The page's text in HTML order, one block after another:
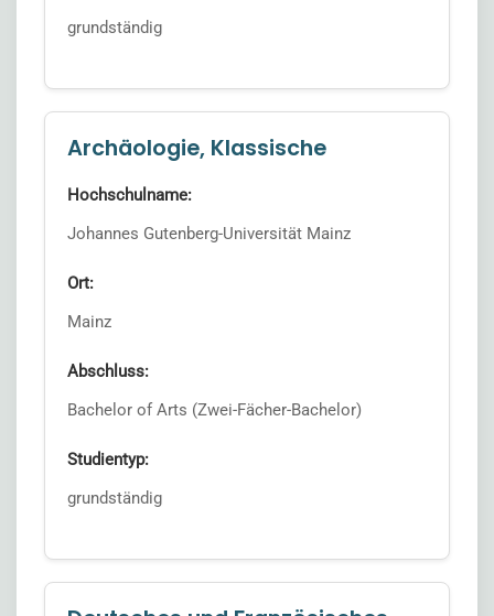
grundständig
Archäologie, Klassische
Hochschulname:
Johannes Gutenberg-Universität Mainz
Ort:
Mainz
Abschluss:
Bachelor of Arts (Zwei-Fächer-Bachelor)
Studientyp:
grundständig